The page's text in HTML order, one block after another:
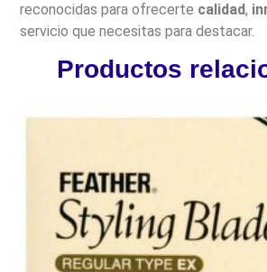
reconocidas para ofrecerte calidad,
servicio que necesitas para destacar.
Productos